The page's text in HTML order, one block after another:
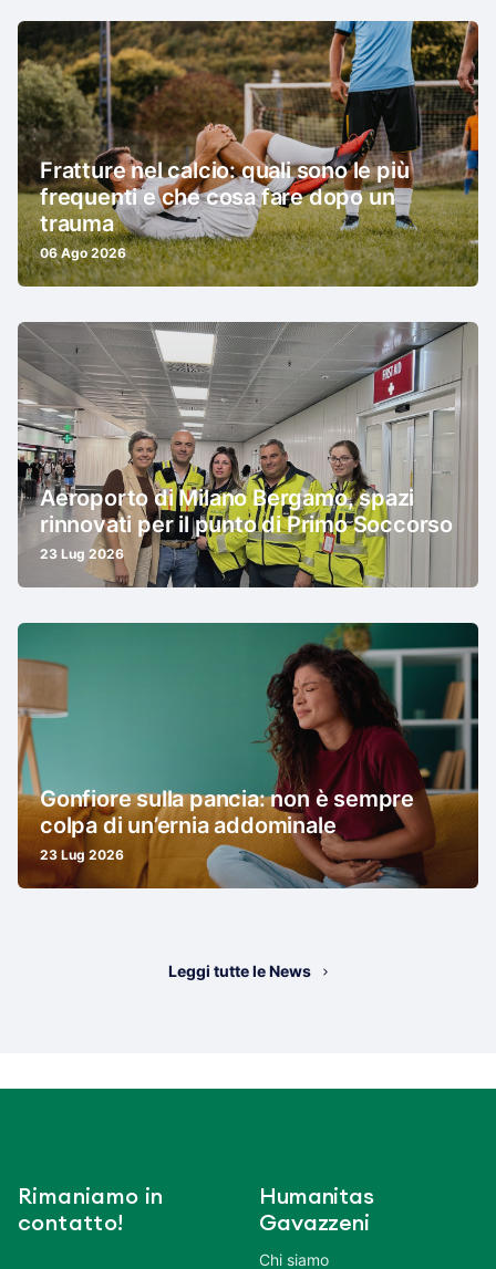
Fratture nel calcio: quali sono le più
frequenti e che cosa fare dopo un
trauma
06 Ago 2026
Aeroporto di Milano Bergamo, spazi
rinnovati per il punto di Primo Soccorso
23 Lug 2026
Gonfiore sulla pancia: non è sempre
colpa di un’ernia addominale
23 Lug 2026
Leggi tutte le News
Rimaniamo in
contatto!
Humanitas
Gavazzeni
Chi siamo